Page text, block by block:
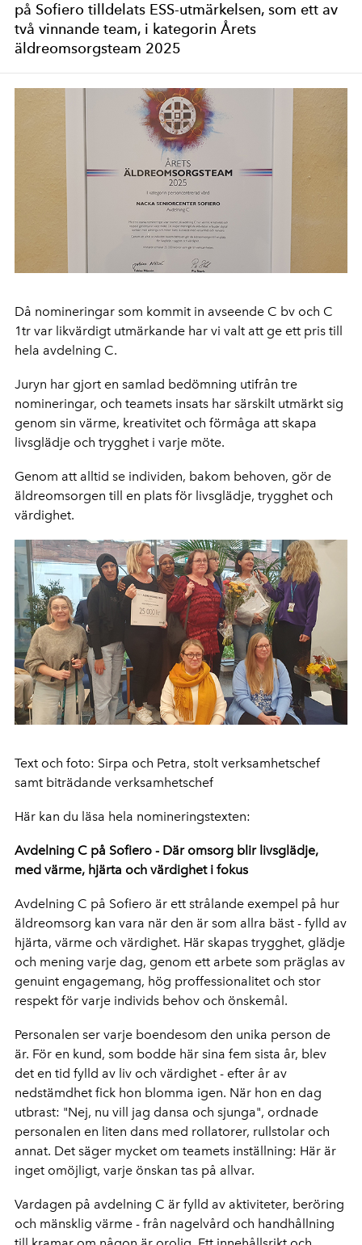
på Sofiero tilldelats ESS-utmärkelsen, som ett av
två vinnande team, i kategorin Årets
äldreomsorgsteam 2025
Då nomineringar som kommit in avseende C bv och C
1tr var likvärdigt utmärkande har vi valt att ge ett pris till
hela avdelning C.
Juryn har gjort en samlad bedömning utifrån tre
nomineringar, och teamets insats har särskilt utmärkt sig
genom sin värme, kreativitet och förmåga att skapa
livsglädje och trygghet i varje möte.
Genom att alltid se individen, bakom behoven, gör de
äldreomsorgen till en plats för livsglädje, trygghet och
värdighet.
Text och foto: Sirpa och Petra, stolt verksamhetschef
samt biträdande verksamhetschef
Här kan du läsa hela nomineringstexten:
Avdelning C på Sofiero - Där omsorg blir livsglädje,
med värme, hjärta och värdighet i fokus
Avdelning C på Sofiero är ett strålande exempel på hur
äldreomsorg kan vara när den är som allra bäst - fylld av
hjärta, värme och värdighet. Här skapas trygghet, glädje
och mening varje dag, genom ett arbete som präglas av
genuint engagemang, hög proffessionalitet och stor
respekt för varje individs behov och önskemål.
Personalen ser varje boendesom den unika person de
är. För en kund, som bodde här sina fem sista år, blev
det en tid fylld av liv och värdighet - efter år av
nedstämdhet fick hon blomma igen. När hon en dag
utbrast: "Nej, nu vill jag dansa och sjunga", ordnade
personalen en liten dans med rollatorer, rullstolar och
annat. Det säger mycket om teamets inställning: Här är
inget omöjligt, varje önskan tas på allvar.
Vardagen på avdelning C är fylld av aktiviteter, beröring
och mänsklig värme - från nagelvård och handhållning